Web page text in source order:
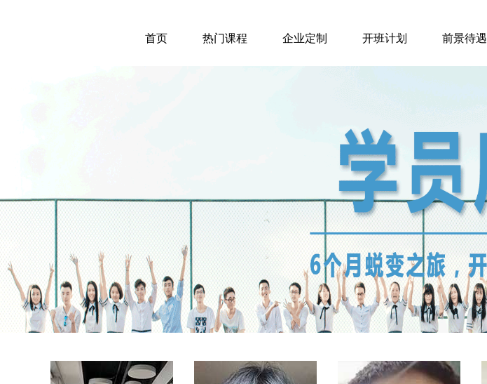
首页 热门课程 企业定制 开班计划 前景待遇